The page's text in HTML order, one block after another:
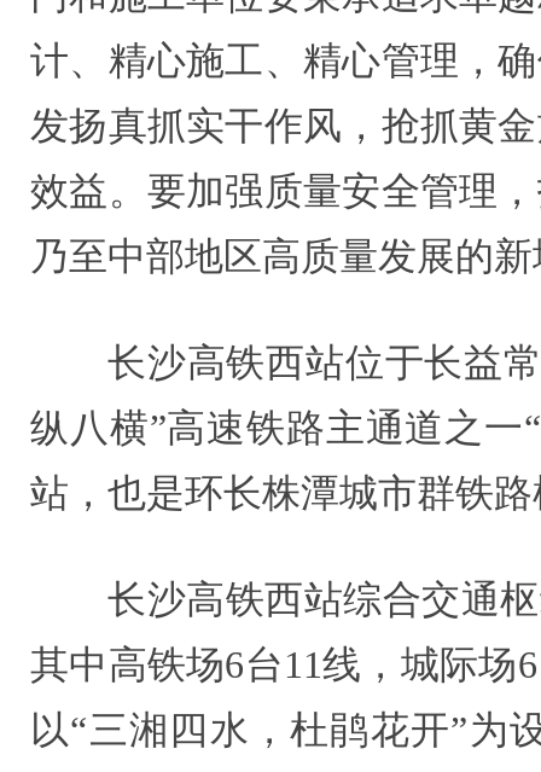
计、精心施工、精心管理，
发扬真抓实干作风，抢抓黄
效益。要加强质量安全管理
乃至中部地区高质量发展的
长沙高铁西站位于长益
纵八横”高速铁路主通道之
站，也是环长株潭城市群铁
长沙高铁西站综合交通
其中高铁场6台11线，城际场
以“三湘四水，杜鹃花开”为